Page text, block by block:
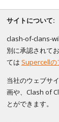
サイトについて:
clash-of-clans-
別に承認されて
ては Supercellの
当社のウェブサ
画や、Clash of
とができます。